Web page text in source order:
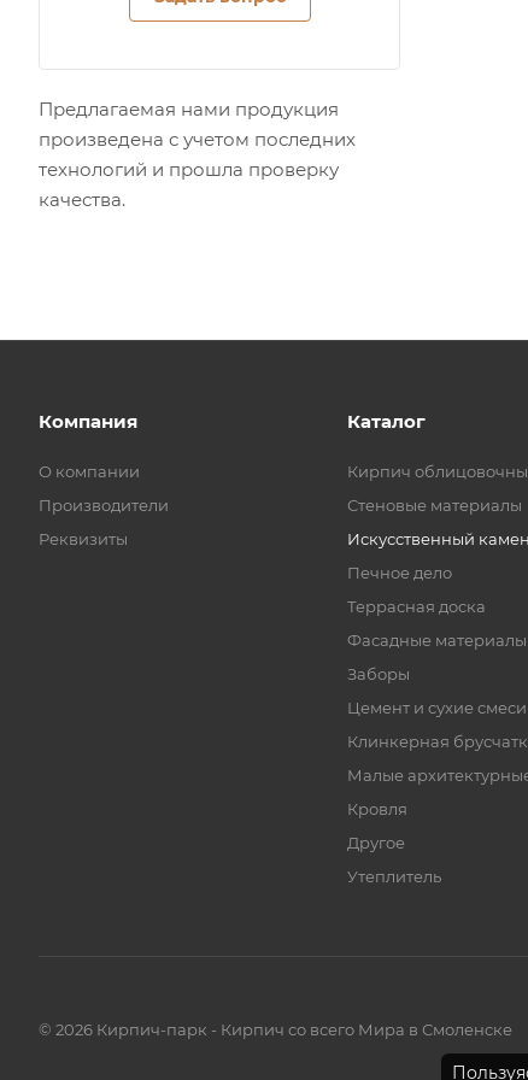
Предлагаемая нами продукция
произведена с учетом последних
технологий и прошла проверку
качества.
Компания
О компании
Производители
Реквизиты
Каталог
Кирпич
Стеновые материалы
Искусственный
Печное дело
Террасная доска
Фасадные материалы
Заборы
Цемент и сухие смеси
Клинкерная
Малые
Кровля
Другое
Утеплитель
© 2026 Кирпич-парк - Кирпич со всего Мира в Смоленске